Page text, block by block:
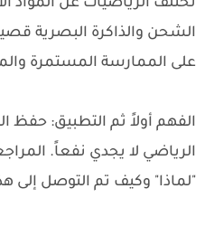
تختلف الرياضيات عن المواد
الشحن والذاكرة البصرية
على الممارسة المستمرة
الفهم أولاً ثم التطبيق: حفظ
الرياضي لا يجدي نفعاً.
"لماذا" وكيف تم التوصل إلى